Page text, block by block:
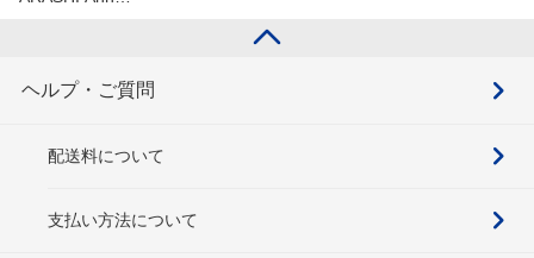
ヘルプ・ご質問
配送料について
支払い方法について